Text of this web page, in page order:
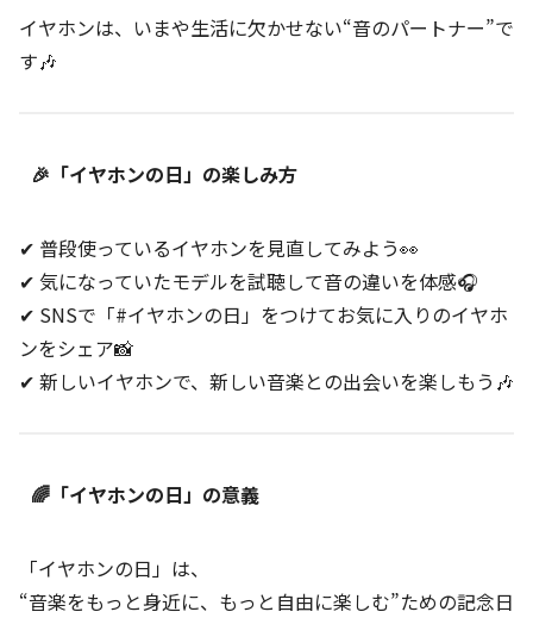
イヤホンは、いまや生活に欠かせない“音のパートナー”で
す🎶
🎉「イヤホンの日」の楽しみ方
✔ 普段使っているイヤホンを見直してみよう👀
✔ 気になっていたモデルを試聴して音の違いを体感🎧
✔ SNSで「#イヤホンの日」をつけてお気に入りのイヤホ
ンをシェア📸
✔ 新しいイヤホンで、新しい音楽との出会いを楽しもう🎶
🌈「イヤホンの日」の意義
「イヤホンの日」は、
“音楽をもっと身近に、もっと自由に楽しむ”ための記念日